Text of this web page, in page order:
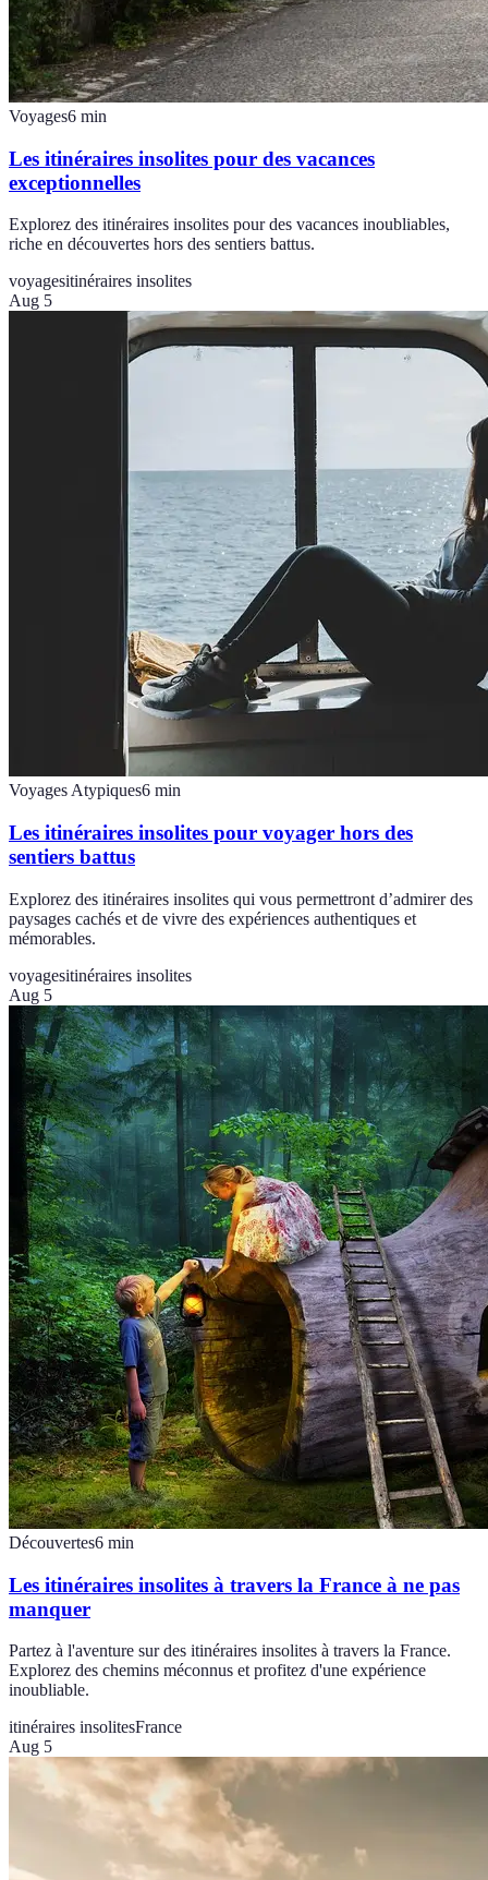
Voyages6 min
Les itinéraires insolites pour des vacances
exceptionnelles
Explorez des itinéraires insolites pour des vacances inoubliables,
riche en découvertes hors des sentiers battus.
voyagesitinéraires insolites
Aug 5
Voyages Atypiques6 min
Les itinéraires insolites pour voyager hors des
sentiers battus
Explorez des itinéraires insolites qui vous permettront d’admirer des
paysages cachés et de vivre des expériences authentiques et
mémorables.
voyagesitinéraires insolites
Aug 5
Découvertes6 min
Les itinéraires insolites à travers la France à ne pas
manquer
Partez à l'aventure sur des itinéraires insolites à travers la France.
Explorez des chemins méconnus et profitez d'une expérience
inoubliable.
itinéraires insolitesFrance
Aug 5